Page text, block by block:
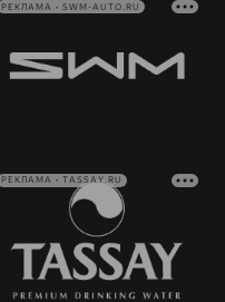
РЕКЛАМА • SWM-AUTO.RU
РЕКЛАМА • TASSAY.RU